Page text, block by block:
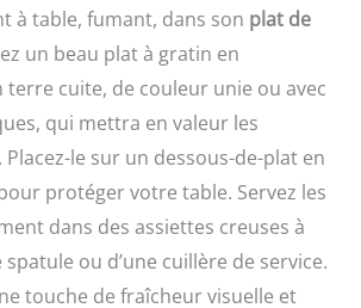
à table, fumant, dans son plat de
un beau plat à gratin en
terre cuite, de couleur unie ou avec
qui mettra en valeur les
le sur un dessous-de-plat en
protéger votre table. Servez les
dans des assiettes creuses à
spatule ou d’une cuillère de service.
touche de fraîcheur visuelle et